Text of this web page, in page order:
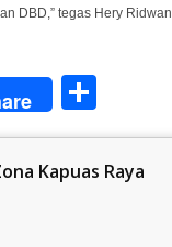
DBD,” tegas Hery Ridwan.
Kapuas Raya